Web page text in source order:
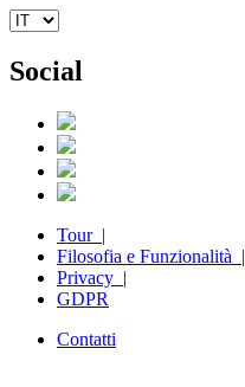
Social
Tour |
Filosofia e Funzionalità |
Privacy |
GDPR
Contatti